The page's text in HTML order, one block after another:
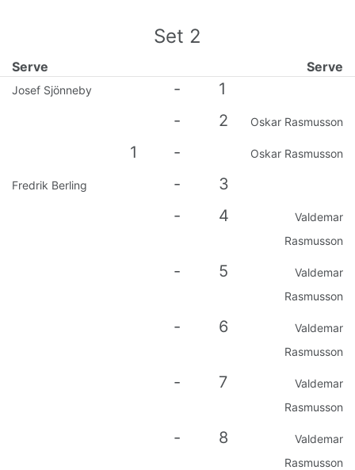
Set 2
Serve Serve
Josef Sjönneby -
1
-
2 Oskar Rasmusson
1 - Oskar Rasmusson
Fredrik Berling -
3
-
4
Valdemar
Rasmusson
- 5
Valdemar
Rasmusson
- 6
Valdemar
Rasmusson
- 7
Valdemar
Rasmusson
- 8
Valdemar
Rasmusson